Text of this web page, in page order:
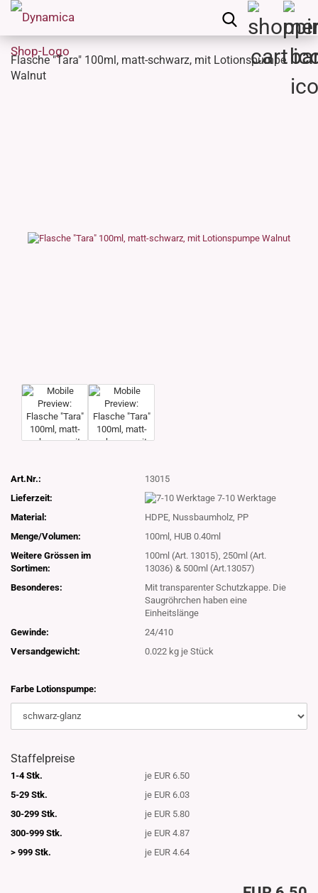
Flasche "Tara" 100ml, matt-schwarz, mit Lotionspumpe
Walnut
Art.Nr.:
13015
Lieferzeit:
7-10 Werktage
Material:
HDPE, Nussbaumholz, PP
Menge/Volumen:
100ml, HUB 0.40ml
Weitere Grössen im
Sortimen:
100ml (Art. 13015), 250ml (Art.
13036) & 500ml (Art.13057)
Besonderes:
Mit transparenter Schutzkappe. Die
Saugröhrchen haben eine
Einheitslänge
Gewinde:
24/410
Versandgewicht:
0.022 kg je Stück
Farbe Lotionspumpe:
Staffelpreise
1-4 Stk.
je EUR 6.50
5-29 Stk.
je EUR 6.03
30-299 Stk.
je EUR 5.80
300-999 Stk.
je EUR 4.87
> 999 Stk.
je EUR 4.64